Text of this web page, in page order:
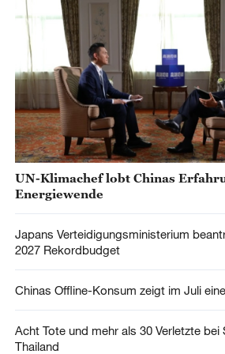
UN-Klimachef lobt Chinas
Energiewende
Japans Verteidigungsministerium
2027 Rekordbudget
Chinas Offline-Konsum zeigt im Juli
Acht Tote und mehr als 30 Verletzte bei
Thailand